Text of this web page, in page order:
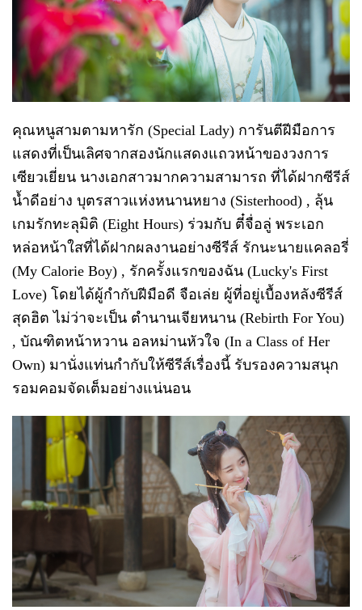
คุณหนูสามตามหารัก (Special Lady) การันตีฝีมือการ
แสดงที่เป็นเลิศจากสองนักแสดงแถวหน้าของวงการ
เซียวเยี่ยน นางเอกสาวมากความสามารถ ที่ได้ฝากซีรีส์
น้ำดีอย่าง บุตรสาวแห่งหนานหยาง (Sisterhood) , ลุ้น
เกมรักทะลุมิติ (Eight Hours) ร่วมกับ ตี๋จื่อลู่ พระเอก
หล่อหน้าใสที่ได้ฝากผลงานอย่างซีรีส์ รักนะนายแคลอรี่
(My Calorie Boy) , รักครั้งแรกของฉัน (Lucky's First
Love) โดยได้ผู้กำกับฝีมือดี จือเล่ย ผู้ที่อยู่เบื้องหลังซีรีส์
สุดฮิต ไม่ว่าจะเป็น ตำนานเจียหนาน (Rebirth For You)
, บัณฑิตหน้าหวาน อลหม่านหัวใจ (In a Class of Her
Own) มานั่งแท่นกำกับให้ซีรีส์เรื่องนี้ รับรองความสนุก
รอมคอมจัดเต็มอย่างแน่นอน